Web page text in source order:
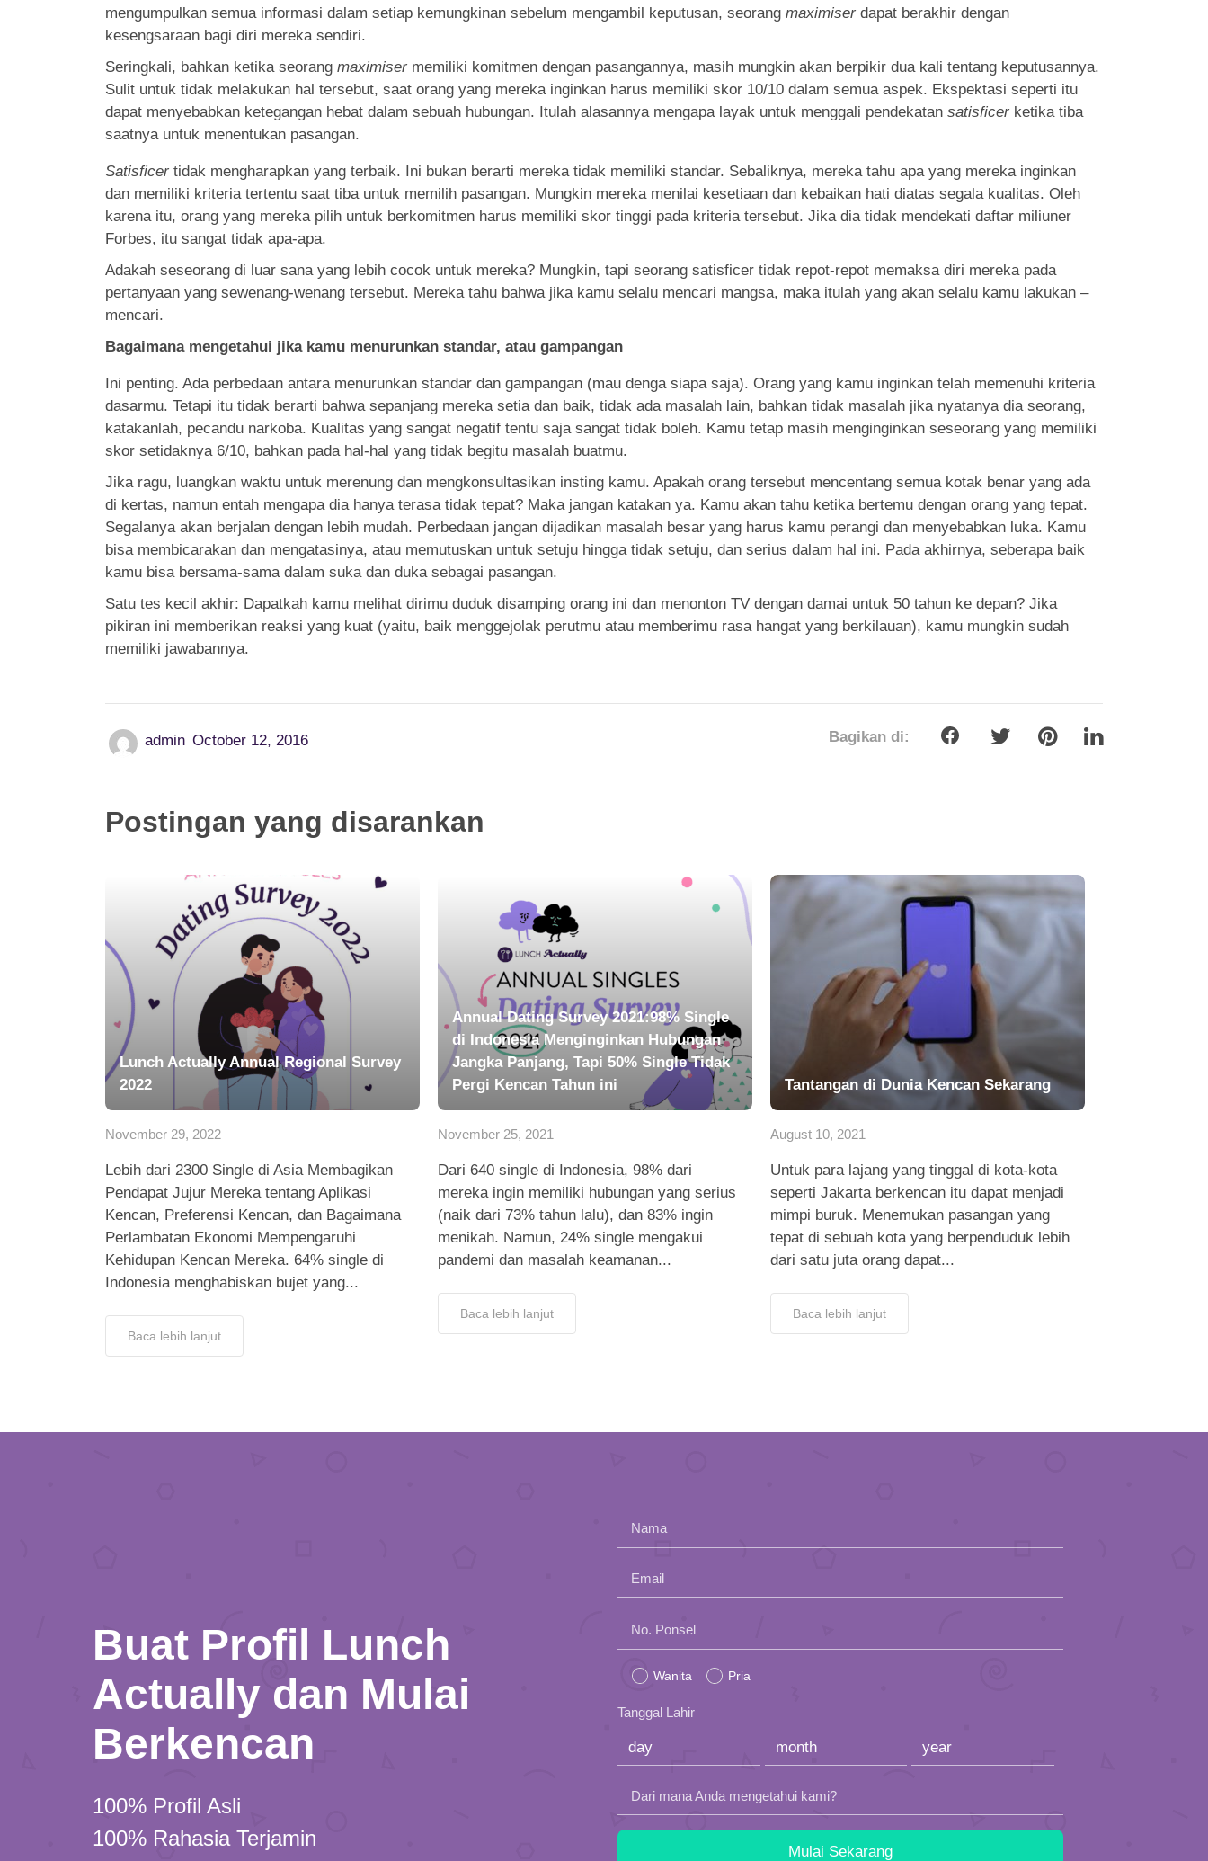
mengumpulkan semua informasi dalam setiap kemungkinan sebelum mengambil keputusan, seorang maximiser dapat berakhir dengan
kesengsaraan bagi diri mereka sendiri.
Seringkali, bahkan ketika seorang maximiser memiliki komitmen dengan pasangannya, masih mungkin akan berpikir dua kali tentang keputusannya.
Sulit untuk tidak melakukan hal tersebut, saat orang yang mereka inginkan harus memiliki skor 10/10 dalam semua aspek. Ekspektasi seperti itu
dapat menyebabkan ketegangan hebat dalam sebuah hubungan. Itulah alasannya mengapa layak untuk menggali pendekatan satisficer ketika tiba
saatnya untuk menentukan pasangan.
Satisficer tidak mengharapkan yang terbaik. Ini bukan berarti mereka tidak memiliki standar. Sebaliknya, mereka tahu apa yang mereka inginkan
dan memiliki kriteria tertentu saat tiba untuk memilih pasangan. Mungkin mereka menilai kesetiaan dan kebaikan hati diatas segala kualitas. Oleh
karena itu, orang yang mereka pilih untuk berkomitmen harus memiliki skor tinggi pada kriteria tersebut. Jika dia tidak mendekati daftar miliuner
Forbes, itu sangat tidak apa-apa.
Adakah seseorang di luar sana yang lebih cocok untuk mereka? Mungkin, tapi seorang satisficer tidak repot-repot memaksa diri mereka pada
pertanyaan yang sewenang-wenang tersebut. Mereka tahu bahwa jika kamu selalu mencari mangsa, maka itulah yang akan selalu kamu lakukan –
mencari.
Bagaimana mengetahui jika kamu menurunkan standar, atau gampangan
Ini penting. Ada perbedaan antara menurunkan standar dan gampangan (mau denga siapa saja). Orang yang kamu inginkan telah memenuhi kriteria
dasarmu. Tetapi itu tidak berarti bahwa sepanjang mereka setia dan baik, tidak ada masalah lain, bahkan tidak masalah jika nyatanya dia seorang,
katakanlah, pecandu narkoba. Kualitas yang sangat negatif tentu saja sangat tidak boleh. Kamu tetap masih menginginkan seseorang yang memiliki
skor setidaknya 6/10, bahkan pada hal-hal yang tidak begitu masalah buatmu.
Jika ragu, luangkan waktu untuk merenung dan mengkonsultasikan insting kamu. Apakah orang tersebut mencentang semua kotak benar yang ada
di kertas, namun entah mengapa dia hanya terasa tidak tepat? Maka jangan katakan ya. Kamu akan tahu ketika bertemu dengan orang yang tepat.
Segalanya akan berjalan dengan lebih mudah. Perbedaan jangan dijadikan masalah besar yang harus kamu perangi dan menyebabkan luka. Kamu
bisa membicarakan dan mengatasinya, atau memutuskan untuk setuju hingga tidak setuju, dan serius dalam hal ini. Pada akhirnya, seberapa baik
kamu bisa bersama-sama dalam suka dan duka sebagai pasangan.
Satu tes kecil akhir: Dapatkah kamu melihat dirimu duduk disamping orang ini dan menonton TV dengan damai untuk 50 tahun ke depan? Jika
pikiran ini memberikan reaksi yang kuat (yaitu, baik menggejolak perutmu atau memberimu rasa hangat yang berkilauan), kamu mungkin sudah
memiliki jawabannya.
admin October 12, 2016 Bagikan di:
Postingan yang disarankan
Lunch Actually Annual Regional Survey
2022
November 29, 2022
Lebih dari 2300 Single di Asia Membagikan
Pendapat Jujur Mereka tentang Aplikasi
Kencan, Preferensi Kencan, dan Bagaimana
Perlambatan Ekonomi Mempengaruhi
Kehidupan Kencan Mereka. 64% single di
Indonesia menghabiskan bujet yang...
Baca lebih lanjut
Annual Dating Survey 2021:98% Single
di Indonesia Menginginkan Hubungan
Jangka Panjang, Tapi 50% Single Tidak
Pergi Kencan Tahun ini
November 25, 2021
Dari 640 single di Indonesia, 98% dari
mereka ingin memiliki hubungan yang serius
(naik dari 73% tahun lalu), dan 83% ingin
menikah. Namun, 24% single mengakui
pandemi dan masalah keamanan...
Baca lebih lanjut
Tantangan di Dunia Kencan Sekarang
August 10, 2021
Untuk para lajang yang tinggal di kota-kota
seperti Jakarta berkencan itu dapat menjadi
mimpi buruk. Menemukan pasangan yang
tepat di sebuah kota yang berpenduduk lebih
dari satu juta orang dapat...
Baca lebih lanjut
Buat Profil Lunch
Actually dan Mulai
Berkencan
100% Profil Asli
100% Rahasia Terjamin
Nama
Email
Please
field
empty.
No. Ponsel
Wanita Pria
Tanggal Lahir
Dari mana Anda mengetahui kami?